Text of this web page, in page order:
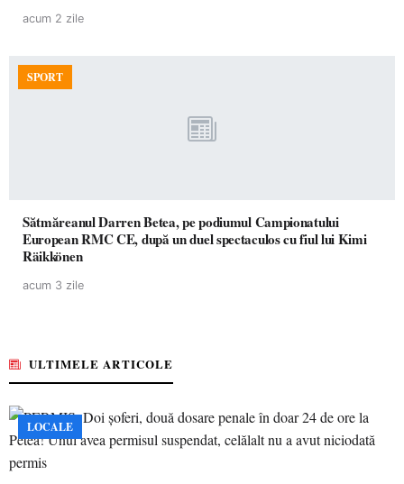
acum 2 zile
SPORT
Sătmăreanul Darren Betea, pe podiumul Campionatului
European RMC CE, după un duel spectaculos cu fiul lui Kimi
Räikkönen
acum 3 zile
ULTIMELE ARTICOLE
LOCALE